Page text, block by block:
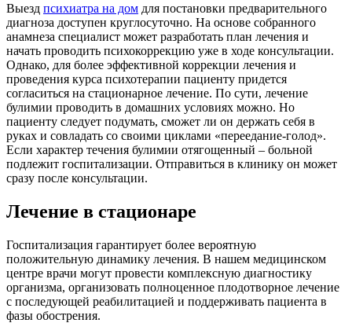
Выезд психиатра на дом для постановки предварительного
диагноза доступен круглосуточно. На основе собранного
анамнеза специалист может разработать план лечения и
начать проводить психокоррекцию уже в ходе консультации.
Однако, для более эффективной коррекции лечения и
проведения курса психотерапии пациенту придется
согласиться на стационарное лечение. По сути, лечение
булимии проводить в домашних условиях можно. Но
пациенту следует подумать, сможет ли он держать себя в
руках и совладать со своими циклами «переедание-голод».
Если характер течения булимии отягощенный – больной
подлежит госпитализации. Отправиться в клинику он может
сразу после консультации.
Лечение в стационаре
Госпитализация гарантирует более вероятную
положительную динамику лечения. В нашем медицинском
центре врачи могут провести комплексную диагностику
организма, организовать полноценное плодотворное лечение
с последующей реабилитацией и поддерживать пациента в
фазы обострения.